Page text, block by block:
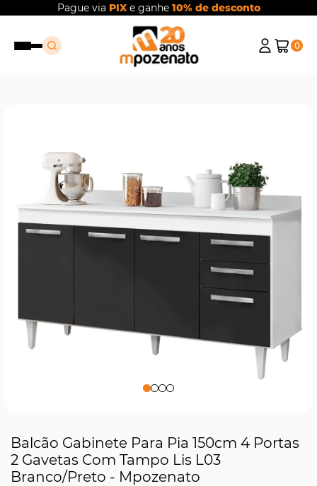
Pague via PIXe ganhe 10% de desconto
0
Balcão Gabinete Para Pia 150cm 4 Portas
2 Gavetas Com Tampo Lis L03
Branco/Preto - Mpozenato